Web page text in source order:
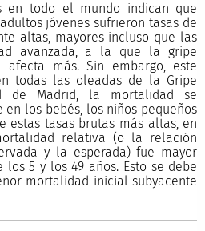
en todo el mundo indican que
jóvenes sufrieron tasas de
altas, mayores incluso que las
avanzada, a la que la gripe
afecta más. Sin embargo, este
todas las oleadas de la Gripe
de Madrid, la mortalidad se
los bebés, los niños pequeños
estas tasas brutas más altas, en
relativa (o la relación
y la esperada) fue mayor
5 y los 49 años. Esto se debe
mortalidad inicial subyacente